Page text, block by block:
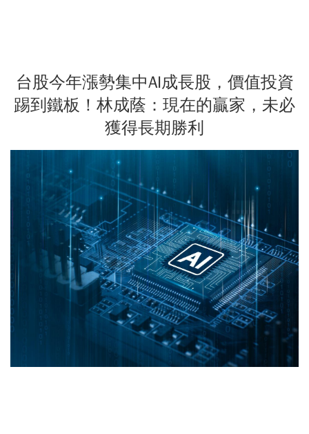
台股今年漲勢集中AI成長股，價值投資
踢到鐵板！林成蔭：現在的贏家，未必
獲得長期勝利